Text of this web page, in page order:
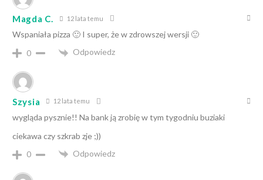
Magda C. 12 lata temu
Wspaniała pizza 🙂 I super, że w zdrowszej wersji 🙂
0
Odpowiedz
Szysia 12 lata temu
wygląda pysznie!! Na bank ją zrobię w tym tygodniu buziaki
ciekawa czy szkrab zje ;))
0
Odpowiedz